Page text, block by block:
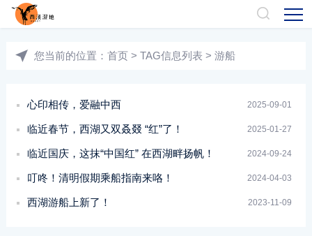
您当前的位置： 首页 > TAG信息列表 > 游船
2025-09-01
心印相传，爱融中西
2025-01-27
临近春节，西湖又双叒叕 “红”了！
2024-09-24
临近国庆，这抹“中国红” 在西湖畔扬帆！
2024-04-03
叮咚！清明假期乘船指南来咯！
2023-11-09
西湖游船上新了！